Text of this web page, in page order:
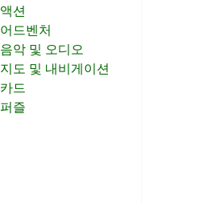
액션
어드벤처
음악 및 오디오
지도 및 내비게이션
카드
퍼즐